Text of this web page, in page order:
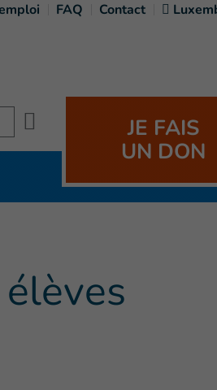
FAQ Contact
JE FAIS
UN DON